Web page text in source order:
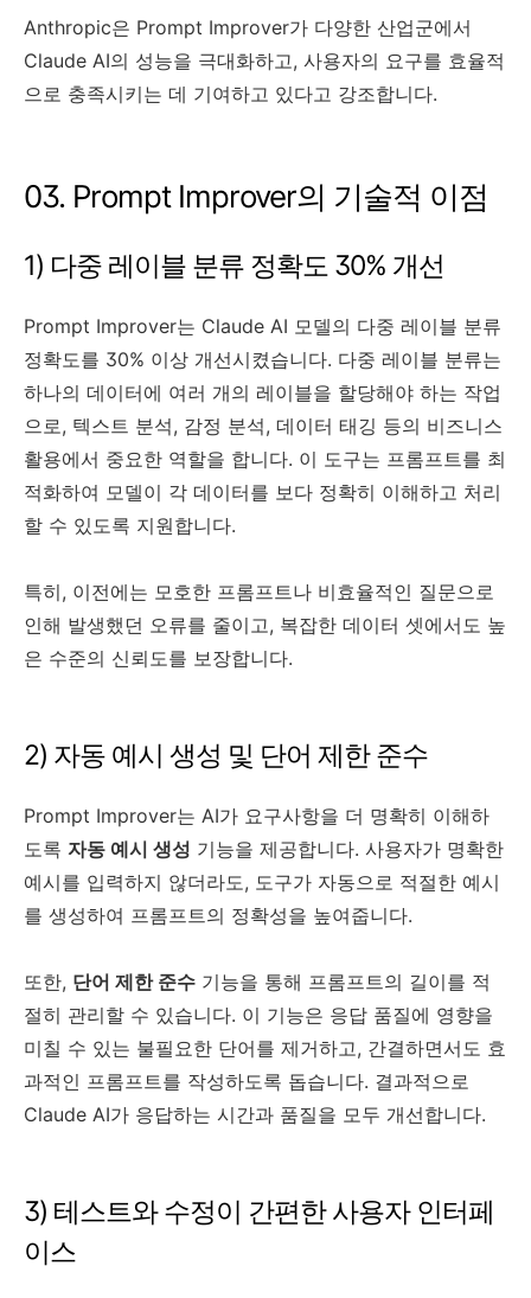
Anthropic은 Prompt Improver가 다양한 산업군에서
Claude AI의 성능을 극대화하고, 사용자의 요구를 효율적
으로 충족시키는 데 기여하고 있다고 강조합니다.
03. Prompt Improver의 기술적 이점
1) 다중 레이블 분류 정확도 30% 개선
Prompt Improver는 Claude AI 모델의 다중 레이블 분류
정확도를 30% 이상 개선시켰습니다. 다중 레이블 분류는
하나의 데이터에 여러 개의 레이블을 할당해야 하는 작업
으로, 텍스트 분석, 감정 분석, 데이터 태깅 등의 비즈니스
활용에서 중요한 역할을 합니다. 이 도구는 프롬프트를 최
적화하여 모델이 각 데이터를 보다 정확히 이해하고 처리
할 수 있도록 지원합니다.
특히, 이전에는 모호한 프롬프트나 비효율적인 질문으로
인해 발생했던 오류를 줄이고, 복잡한 데이터 셋에서도 높
은 수준의 신뢰도를 보장합니다.
2) 자동 예시 생성 및 단어 제한 준수
Prompt Improver는 AI가 요구사항을 더 명확히 이해하
도록 자동 예시 생성 기능을 제공합니다. 사용자가 명확한
예시를 입력하지 않더라도, 도구가 자동으로 적절한 예시
를 생성하여 프롬프트의 정확성을 높여줍니다.
또한, 단어 제한 준수 기능을 통해 프롬프트의 길이를 적
절히 관리할 수 있습니다. 이 기능은 응답 품질에 영향을
미칠 수 있는 불필요한 단어를 제거하고, 간결하면서도 효
과적인 프롬프트를 작성하도록 돕습니다. 결과적으로
Claude AI가 응답하는 시간과 품질을 모두 개선합니다.
3) 테스트와 수정이 간편한 사용자 인터페
이스